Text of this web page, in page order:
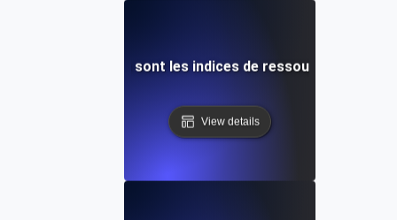
Quels sont les indices de ressources?
View details